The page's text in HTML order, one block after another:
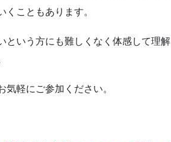
こともあります。
という方にも難しくなく体感して理解
軽にご参加ください。